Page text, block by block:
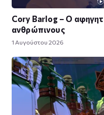
Cory Barlog – Ο
ανθρώπινους
1 Αυγούστου 2026